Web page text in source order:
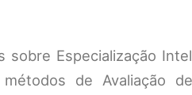
Especialização
de Avaliação